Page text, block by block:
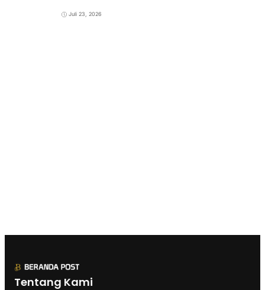
Juli 23, 2026
Tentang Kami